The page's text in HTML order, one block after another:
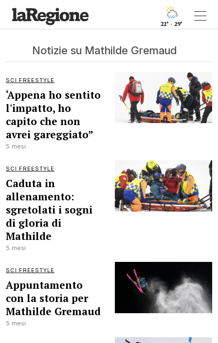
22° - 29°
Notizie su Mathilde Gremaud
SCI FREESTYLE
‘Appena ho sentito
l'impatto, ho
capito che non
avrei gareggiato”
5 mesi
SCI FREESTYLE
Caduta in
allenamento:
sgretolati i sogni
di gloria di
Mathilde
5 mesi
SCI FREESTYLE
Appuntamento
con la storia per
Mathilde Gremaud
5 mesi